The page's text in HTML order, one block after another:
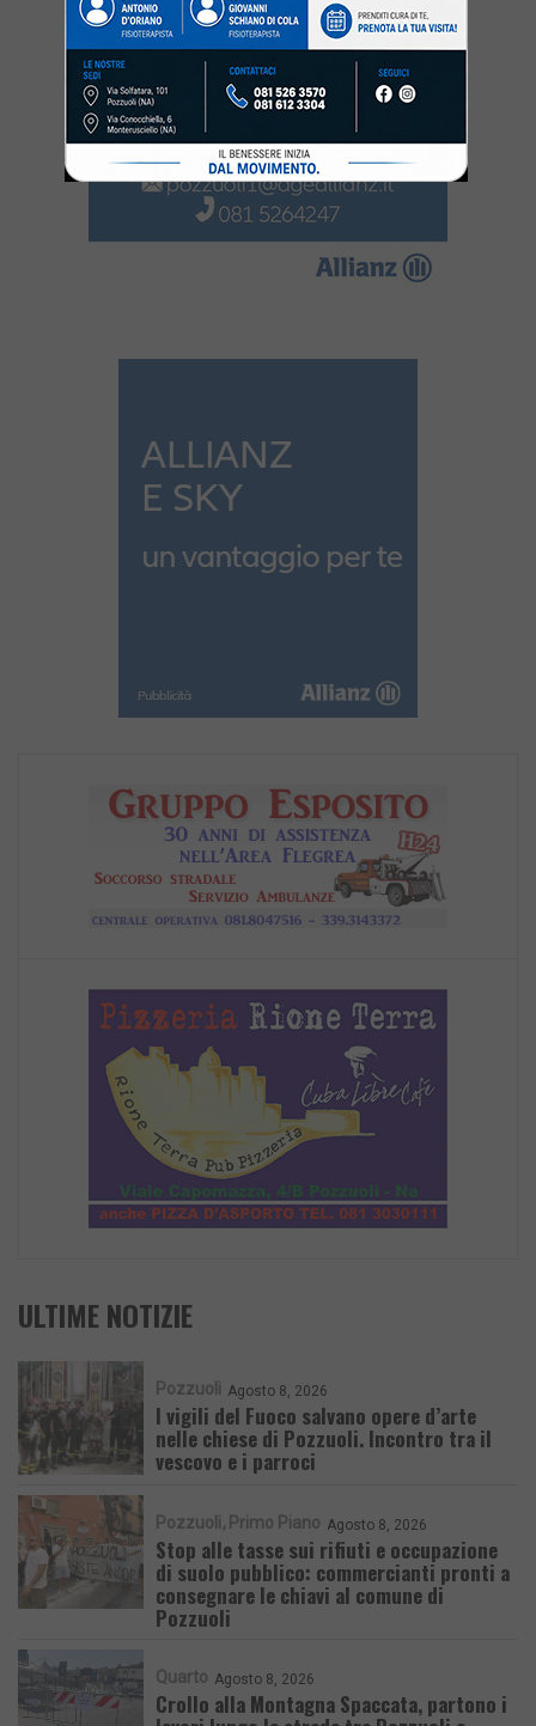
ULTIME NOTIZIE
Pozzuoli Agosto 8, 2026
I vigili del Fuoco salvano opere d’arte
nelle chiese di Pozzuoli. Incontro tra il
vescovo e i parroci
Pozzuoli Primo Piano Agosto 8, 2026
Stop alle tasse sui rifiuti e occupazione
di suolo pubblico: commercianti pronti a
consegnare le chiavi al comune di
Pozzuoli
Quarto Agosto 8, 2026
Crollo alla Montagna Spaccata, partono i